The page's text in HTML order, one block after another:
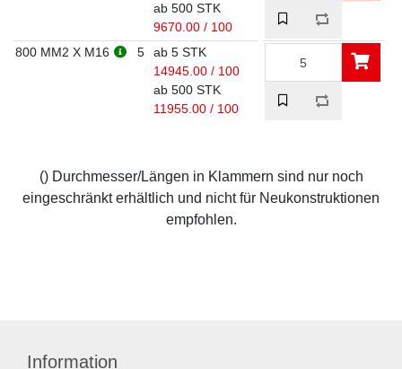
ab 500 STK
9670.00 / 100
800 MM2 X M16
5
ab 5 STK
14945.00 / 100
ab 500 STK
11955.00 / 100
() Durchmesser/Längen in Klammern sind nur noch
eingeschränkt erhältlich und nicht für Neukonstruktionen
empfohlen.
Information